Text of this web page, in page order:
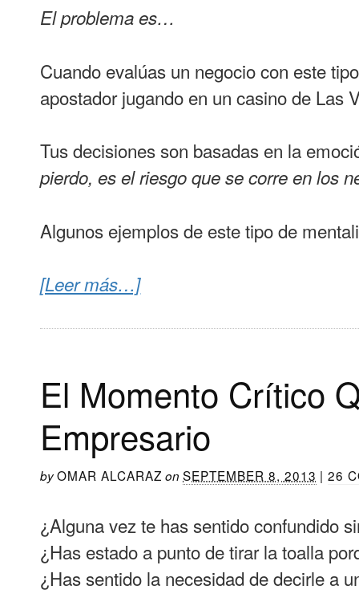
El problema es…
Cuando evalúas un negocio con este
apostador jugando en un casino de Las
Tus decisiones son basadas en la
pierdo, es el riesgo que se corre en los
Algunos ejemplos de este tipo de
[Leer más…]
El Momento Crítico
Empresario
byOMAR ALCARAZ onSEPTEMBER 8, 2013 |26
¿Alguna vez te has sentido confundido
¿Has estado a punto de tirar la toalla
¿Has sentido la necesidad de decirle a